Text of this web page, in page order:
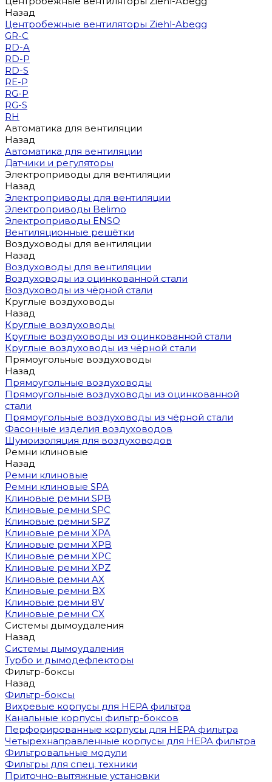
Назад
Центробежные вентиляторы Ziehl-Abegg
GR-C
RD-A
RD-P
RD-S
RE-P
RG-P
RG-S
RH
Автоматика для вентиляции
Назад
Автоматика для вентиляции
Датчики и регуляторы
Электроприводы для вентиляции
Назад
Электроприводы для вентиляции
Электроприводы Belimo
Электроприводы ENSO
Вентиляционные решётки
Воздуховоды для вентиляции
Назад
Воздуховоды для вентиляции
Воздуховоды из оцинкованной стали
Воздуховоды из чёрной стали
Круглые воздуховоды
Назад
Круглые воздуховоды
Круглые воздуховоды из оцинкованной стали
Круглые воздуховоды из чёрной стали
Прямоугольные воздуховоды
Назад
Прямоугольные воздуховоды
Прямоугольные воздуховоды из оцинкованной
стали
Прямоугольные воздуховоды из чёрной стали
Фасонные изделия воздуховодов
Шумоизоляция для воздуховодов
Ремни клиновые
Назад
Ремни клиновые
Ремни клиновые SPA
Клиновые ремни SPB
Клиновые ремни SPC
Клиновые ремни SPZ
Клиновые ремни XPA
Клиновые ремни XPB
Клиновые ремни XPC
Клиновые ремни XPZ
Клиновые ремни AX
Клиновые ремни BX
Клиновые ремни 8V
Клиновые ремни CX
Системы дымоудаления
Назад
Системы дымоудаления
Турбо и дымодефлекторы
Фильтр-боксы
Назад
Фильтр-боксы
Вихревые корпусы для HEPA фильтра
Канальные корпусы фильтр-боксов
Перфорированные корпусы для HEPA фильтра
Четырехнаправленные корпусы для HEPA фильтра
Фильтровальные модули
Фильтры для спец. техники
Приточно-вытяжные установки